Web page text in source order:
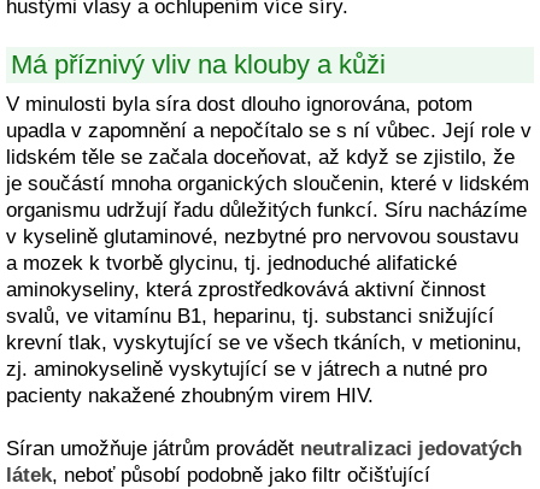
hustými vlasy a ochlupením více síry.
Má příznivý vliv na klouby a kůži
V minulosti byla síra dost dlouho ignorována, potom
upadla v zapomnění a nepočítalo se s ní vůbec. Její role v
lidském těle se začala doceňovat, až když se zjistilo, že
je součástí mnoha organických sloučenin, které v lidském
organismu udržují řadu důležitých funkcí. Síru nacházíme
v kyselině glutaminové, nezbytné pro nervovou soustavu
a mozek k tvorbě glycinu, tj. jednoduché alifatické
aminokyseliny, která zprostředkovává aktivní činnost
svalů, ve vitamínu B1, heparinu, tj. substanci snižující
krevní tlak, vyskytující se ve všech tkáních, v metioninu,
zj. aminokyselině vyskytující se v játrech a nutné pro
pacienty nakažené zhoubným virem HIV.
Síran umožňuje játrům provádět neutralizaci jedovatých
látek, neboť působí podobně jako filtr očišťující